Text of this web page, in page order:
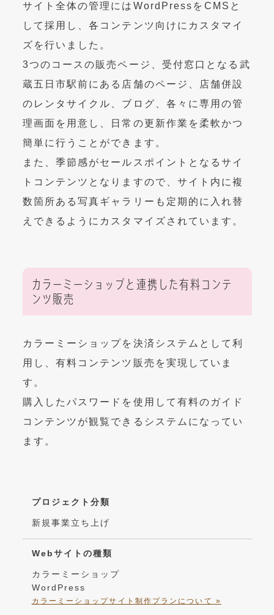
サイト全体の管理にはWordPressをCMSと
して採用し、各コンテンツ向けにカスタマイ
ズを行いました。
3つのコースの販売ページ、受付窓口となる武
蔵五日市駅前にある店舗のページ、店舗併設
のレンタサイクル、ブログ、各々に専用の管
理画面を用意 し、日常の更新作業を柔軟かつ
簡単に行うことができます。
また、季節感がセールスポイントとなるサイ
トコンテンツとなりますので、サイト内に複
数箇所ある写真ギャラリーも定期的に入れ替
えできるようにカスタマイズされています。
カラーミーショップと連携した有料コンテ
ンツ販売
カラーミーショップを決済システムとして利
用し、有料コンテンツ販売を実現していま
す。
購入したパスワードを使用して有料のガイド
コンテンツが観覧できるシステムになってい
ます。
プロジェクト分類
新規事業立ち上げ
Webサイトの種類
カラーミーショップ
WordPress
カラーミーショップサイト制作プランについて »